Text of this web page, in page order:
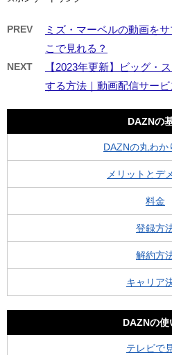
PREV
ミズ・マーベルの動画を
こで見れる？
NEXT
【2023年更新】ビッグ・
する方法｜動画配信サー
DAZNの
DAZNの丸わか
メリットとデ
料金
登録方
解約方
キャリア
DAZNの使
テレビで